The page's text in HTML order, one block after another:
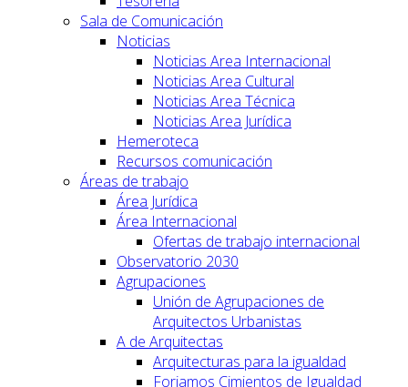
Sala de Comunicación
Noticias
Noticias Area Internacional
Noticias Area Cultural
Noticias Area Técnica
Noticias Area Jurídica
Hemeroteca
Recursos comunicación
Áreas de trabajo
Área Jurídica
Área Internacional
Ofertas de trabajo internacional
Observatorio 2030
Agrupaciones
Unión de Agrupaciones de
Arquitectos Urbanistas
A de Arquitectas
Arquitecturas para la igualdad
Forjamos Cimientos de Igualdad